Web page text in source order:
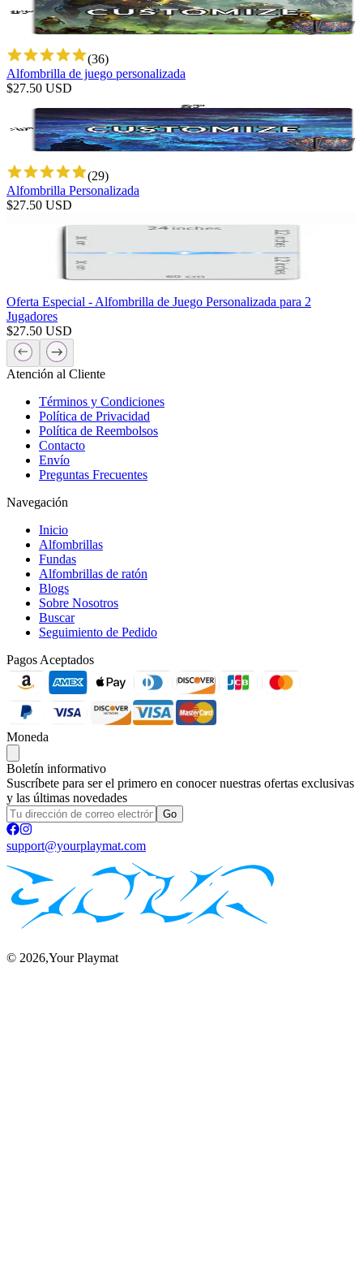
(36)
Alfombrilla de juego personalizada
$27.50 USD
(29)
Alfombrilla Personalizada
$27.50 USD
Oferta Especial - Alfombrilla de Juego Personalizada para 2
Jugadores
$27.50 USD
Atención al Cliente
Términos y Condiciones
Política de Privacidad
Política de Reembolsos
Contacto
Envío
Preguntas Frecuentes
Navegación
Inicio
Alfombrillas
Fundas
Alfombrillas de ratón
Blogs
Sobre Nosotros
Buscar
Seguimiento de Pedido
Pagos Aceptados
Moneda
Boletín informativo
Suscríbete para ser el primero en conocer nuestras ofertas exclusivas
y las últimas novedades
Go
support@yourplaymat.com
© 2026,Your Playmat